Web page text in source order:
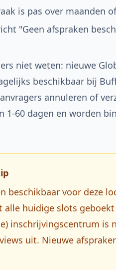
is pas over maanden
"Geen afspraken
niet weten: nieuwe
beschikbaar bij
annuleren of
1-60 dagen en worden
beschikbaar voor deze
huidige slots geboekt
inschrijvingscentrum is
uit. Nieuwe